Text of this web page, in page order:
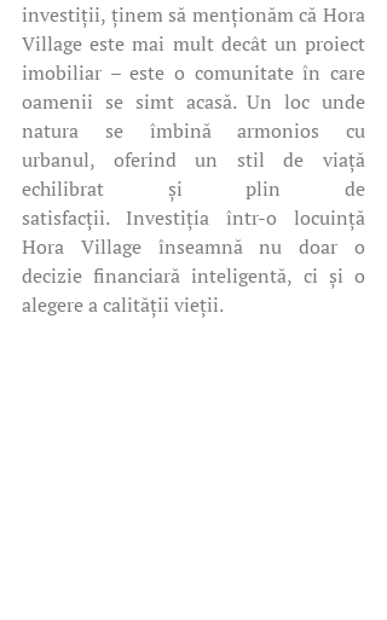
investiții, ținem să menționăm că Hora
Village este mai mult decât un proiect
imobiliar – este o comunitate în care
oamenii se simt acasă. Un loc unde
natura se îmbină armonios cu
urbanul, oferind un stil de viață
echilibrat și plin de
satisfacții. Investiția într-o locuință
Hora Village înseamnă nu doar o
decizie financiară inteligentă, ci și o
alegere a calității vieții.